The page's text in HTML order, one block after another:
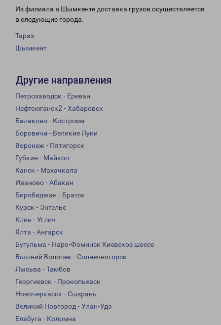
Из филиала в Шымкенте доставка грузов осуществляется
в следующие города:
Тараз
Шымкент
Другие направления
Петрозаводск - Ереван
Нефтеюганск2 - Хабаровск
Балаково - Кострома
Боровичи - Великие Луки
Воронеж - Пятигорск
Губкин - Майкоп
Канск - Махачкала
Иваново - Абакан
Биробиджан - Братск
Курск - Энгельс
Клин - Углич
Ялта - Ангарск
Бугульма - Наро-Фоминск Киевское шоссе
Вышний Волочек - Солнечногорск
Лысьва - Тамбов
Георгиевск - Прокопьевск
Новочеркасск - Сызрань
Великий Новгород - Улан-Удэ
Елабуга - Коломна